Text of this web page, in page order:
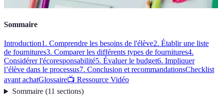
Sommaire
Introduction1. Comprendre les besoins de l'élève2. Établir une liste
de fournitures3. Comparer les différents types de fournitures4.
Considérer l'écoresponsabilité5. Évaluer le budget6. Impliquer
l’élève dans le processus7. Conclusion et recommandationsChecklist
avant achatGlossaire📺 Ressource Vidéo
Sommaire(11 sections)